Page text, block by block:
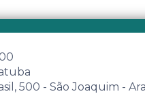
500 - São Joaquim -